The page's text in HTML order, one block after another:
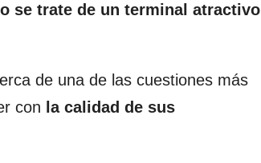
se trate de un terminal atractivo
de una de las cuestiones más
con la calidad de sus